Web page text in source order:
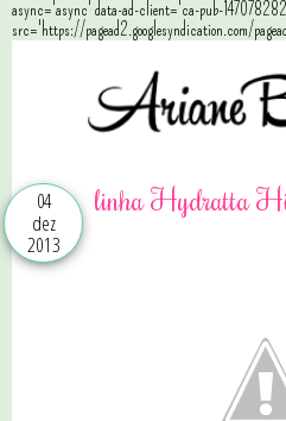
async='async' data-ad-client='ca-pub-
src='https://pagead2.googlesyndication.com/
04
dez
2013
linha Hydratta